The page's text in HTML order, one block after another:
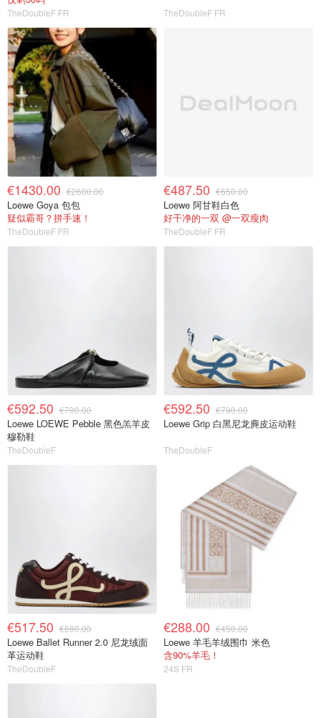
TheDoubleF FR TheDoubleF FR
€1430.00 €2600.00
Loewe Goya 包包
疑似霸哥？拼手速！
TheDoubleF FR
€487.50 €650.00
Loewe 阿甘鞋白色
好干净的一双 @一双瘦肉
TheDoubleF FR
€592.50 €790.00
Loewe LOEWE Pebble 黑色羔羊皮
穆勒鞋
TheDoubleF
€592.50 €790.00
Loewe Grip 白黑尼龙麂皮运动鞋
TheDoubleF
€517.50 €690.00
Loewe Ballet Runner 2.0 尼龙绒面
革运动鞋
TheDoubleF
€288.00 €450.00
Loewe 羊毛羊绒围巾 米色
含90%羊毛！
24S FR